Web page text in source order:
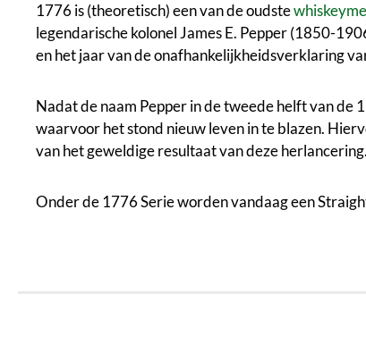
1776 is (theoretisch) een van de oudste
legendarische kolonel James E. Pepper (1850-
en het jaar van de onafhankelijkheidsverklaring
Nadat de naam Pepper in de tweede helft van
waarvoor het stond nieuw leven in te blazen.
van het geweldige resultaat van deze herlancering.
Onder de 1776 Serie worden vandaag een